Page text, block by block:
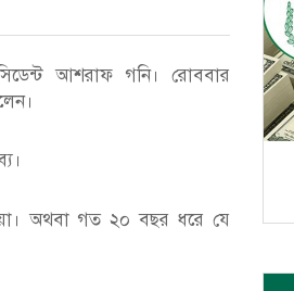
আশরাফ গনি। রোববার
অথবা গত ২০ বছর ধরে যে